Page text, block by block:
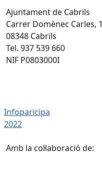
Ajuntament de Cabrils
Carrer Domènec Carles, 1
08348 Cabrils
Tel. 937 539 660
NIF P0803000I
Infoparicipa
2022
Amb la col·laboració de: